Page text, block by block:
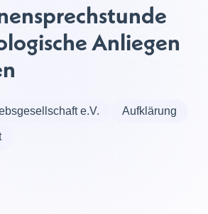
Anliegen
e.V. Aufklärung